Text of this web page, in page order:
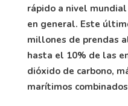
rápido a nivel
en general. Este
millones de prendas
hasta el 10% de las
dióxido de carbono,
marítimos